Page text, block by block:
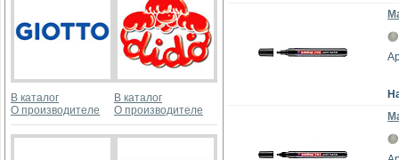
В каталог
О производителе
В каталог
О производителе